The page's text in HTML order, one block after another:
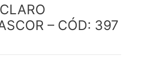
– CÓD: 397